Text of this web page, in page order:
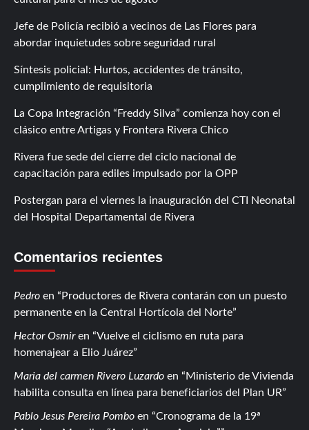
Jefe de Policía recibió a vecinos de Las Flores para
abordar inquietudes sobre seguridad rural
Síntesis policial: Hurtos, accidentes de tránsito,
cumplimiento de requisitoria
La Copa Integración “Freddy Silva” comienza hoy con el
clásico entre Artigas y Frontera Rivera Chico
Rivera fue sede del cierre del ciclo nacional de
capacitación para ediles impulsado por la OPP
Postergan para el viernes la inauguración del CTI Neonatal
del Hospital Departamental de Rivera
Comentarios recientes
Pedro en
Productores de Rivera contarán con un puesto
permanente en la Central Hortícola del Norte
Hector Osmiren
Vuelve el ciclismo en ruta para
homenajear a Elio Juárez
Maria del carmen Rivero Luzardo en
Ministerio de Vivienda
habilita consulta en línea para beneficiarios del Plan UR
Pablo Jesus Pereira Pombo en
Cronograma de la 19ª